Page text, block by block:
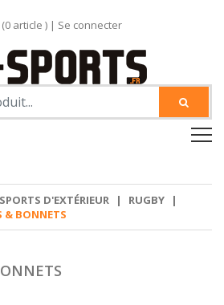
0article ) | Se connecter
SPORTS D'EXTÉRIEUR | RUGBY
|
& BONNETS